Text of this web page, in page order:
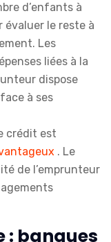
d’enfants à
évaluer le reste à
Les
liées à la
dispose
à ses
crédit est
. Le
de l’emprunteur
: banques